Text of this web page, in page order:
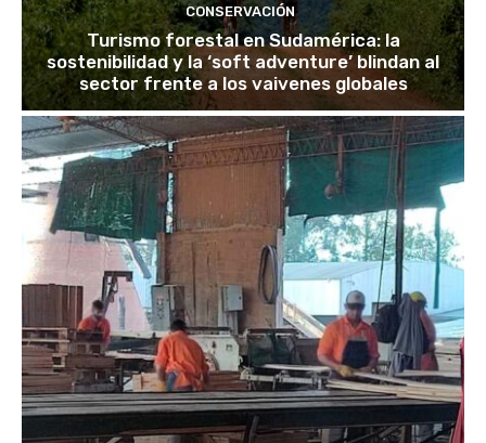
CONSERVACIÓN
Turismo forestal en Sudamérica: la
sostenibilidad y la ‘soft adventure’ blindan al
sector frente a los vaivenes globales